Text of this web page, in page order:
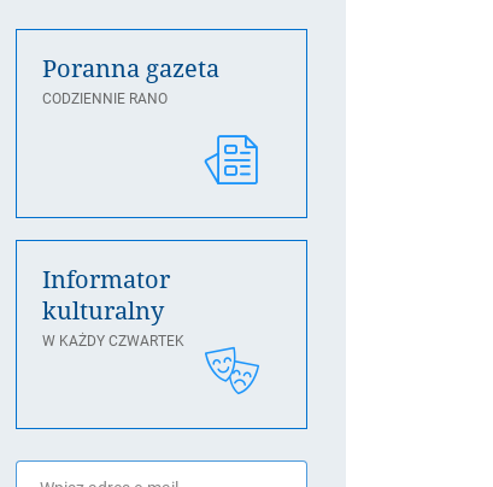
Poranna gazeta
CODZIENNIE RANO
Informator
kulturalny
W KAŻDY CZWARTEK